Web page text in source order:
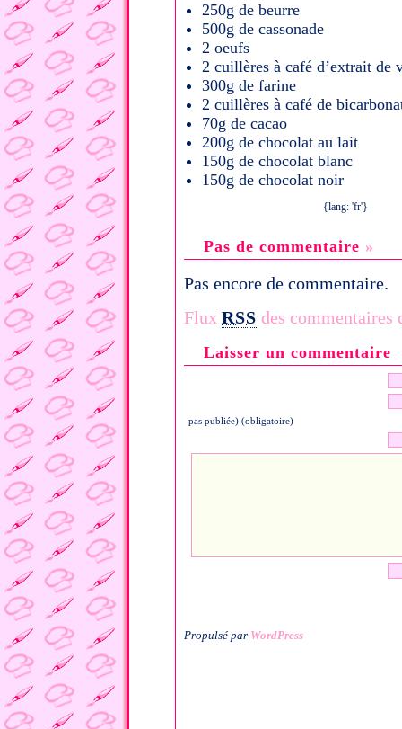
250g de beurre
500g de cassonade
2 oeufs
2 cuillères à café d’extrait de
300g de farine
2 cuillères à café de
70g de cacao
200g de chocolat au lait
150g de chocolat blanc
150g de chocolat noir
{lang: 'fr'}
Pas de commentaire »
Pas encore de commentaire.
Flux RSS des commentaires
Laisser un commentaire
pas publiée) (obligatoire)
Propulsé par WordPress